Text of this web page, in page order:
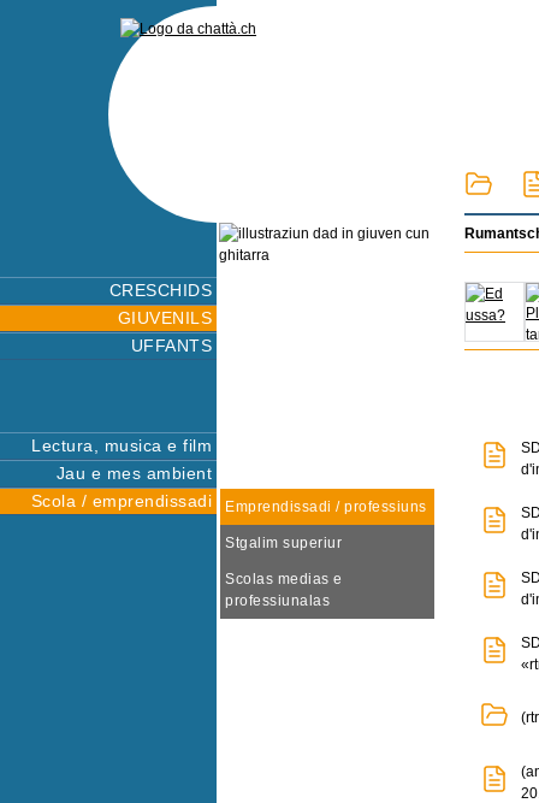
CRESCHIDS
GIUVENILS
UFFANTS
Lectura, musica e film
Jau e mes ambient
Scola / emprendissadi
Emprendissadi / professiuns
Stgalim superiur
Scolas medias e
professiunalas